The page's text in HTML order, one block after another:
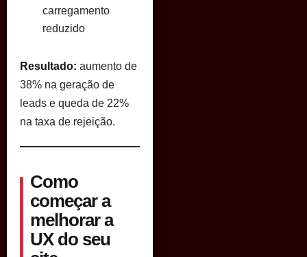
carregamento
reduzido
Resultado: aumento de
38% na geração de
leads e queda de 22%
na taxa de rejeição.
Como
começar a
melhorar a
UX do seu